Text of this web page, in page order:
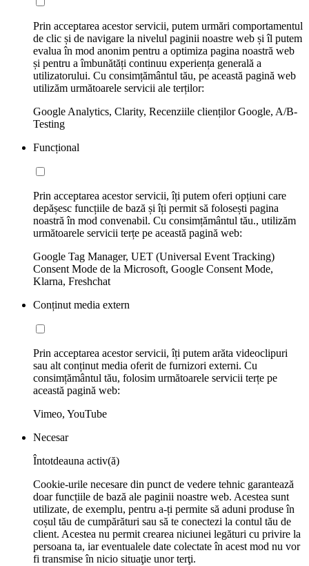
Prin acceptarea acestor servicii, putem urmări comportamentul
de clic și de navigare la nivelul paginii noastre web și îl putem
evalua în mod anonim pentru a optimiza pagina noastră web
și pentru a îmbunătăți continuu experiența generală a
utilizatorului. Cu consimțământul tău, pe această pagină web
utilizăm următoarele servicii ale terților:
Google Analytics, Clarity, Recenziile clienților Google, A/B-
Testing
Funcțional
Prin acceptarea acestor servicii, îți putem oferi opțiuni care
depășesc funcțiile de bază și îți permit să folosești pagina
noastră în mod convenabil. Cu consimțământul tău., utilizăm
următoarele servicii terțe pe această pagină web:
Google Tag Manager, UET (Universal Event Tracking)
Consent Mode de la Microsoft, Google Consent Mode,
Klarna, Freshchat
Conținut media extern
Prin acceptarea acestor servicii, îți putem arăta videoclipuri
sau alt conținut media oferit de furnizori externi. Cu
consimțământul tău, folosim următoarele servicii terțe pe
această pagină web:
Vimeo, YouTube
Necesar
Întotdeauna activ(ă)
Cookie-urile necesare din punct de vedere tehnic garantează
doar funcțiile de bază ale paginii noastre web. Acestea sunt
utilizate, de exemplu, pentru a-ți permite să aduni produse în
coșul tău de cumpărături sau să te conectezi la contul tău de
client. Acestea nu permit crearea niciunei legături cu privire la
persoana ta, iar eventualele date colectate în acest mod nu vor
fi transmise în nicio situaţie unor terţi.